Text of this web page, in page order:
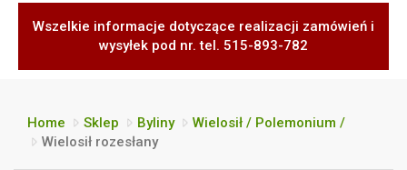
Wszelkie informacje dotyczące realizacji zamówień i
wysyłek pod nr. tel. 515-893-782
Home Sklep Byliny
Wielosił / Polemonium /
Wielosił rozesłany